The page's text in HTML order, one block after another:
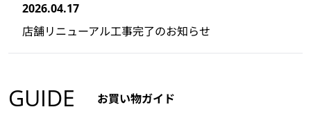
2026.04.17
店舗リニューアル工事完了のお知らせ
GUIDE お買い物ガイド